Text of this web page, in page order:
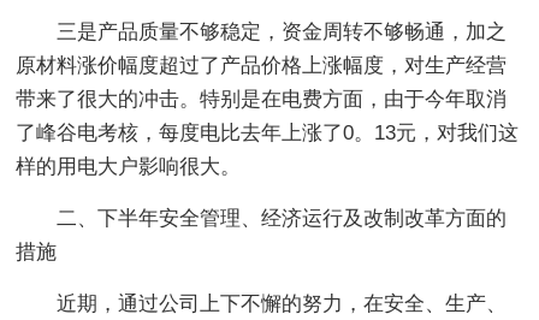
三是产品质量不够稳定，资金周转不够畅通，加之
原材料涨价幅度超过了产品价格上涨幅度，对生产经营
带来了很大的冲击。特别是在电费方面，由于今年取消
了峰谷电考核，每度电比去年上涨了0。13元，对我们这
样的用电大户影响很大。
二、下半年安全管理、经济运行及改制改革方面的
措施
近期，通过公司上下不懈的努力，在安全、生产、